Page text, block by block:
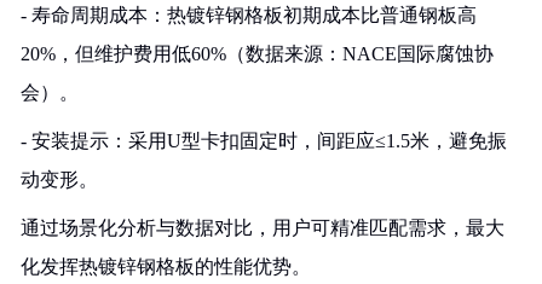
- 寿命周期成本：热镀锌钢格板初期成本比普通钢板高
20%，但维护费用低60%（数据来源：NACE国际腐蚀协
会）。
- 安装提示：采用U型卡扣固定时，间距应≤1.5米，避免振
动变形。
通过场景化分析与数据对比，用户可精准匹配需求，最大
化发挥热镀锌钢格板的性能优势。